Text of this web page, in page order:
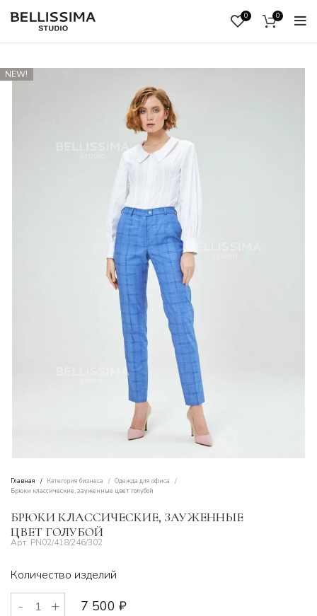
0 0
NEW!
Главная Категория бизнеса
Одежда для офиса
Брюки классические, зауженные цвет голубой
БРЮКИ КЛАССИЧЕСКИЕ, ЗАУЖЕННЫЕ
ЦВЕТ ГОЛУБОЙ
PN02/418/246/302
Количество изделий
7 500 ₽